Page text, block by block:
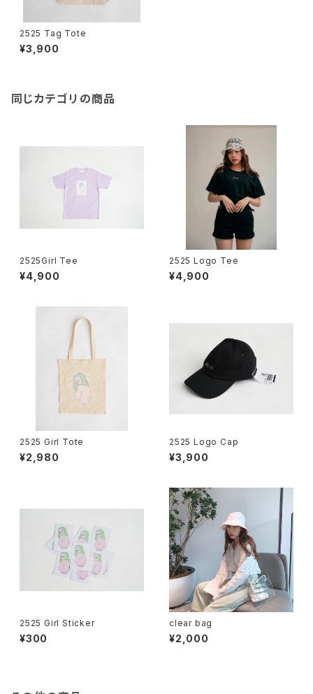
2525 Tag Tote
¥3,900
同じカテゴリの商品
2525Girl Tee
¥4,900
2525 Logo Tee
¥4,900
2525 Girl Tote
¥2,980
2525 Logo Cap
¥3,900
2525 Girl Sticker
¥300
clear bag
¥2,000